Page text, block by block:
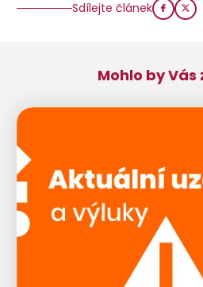
Sdílejte článek
Mohlo by